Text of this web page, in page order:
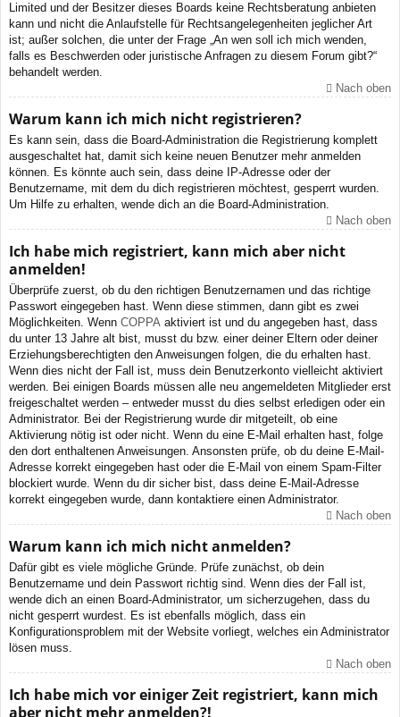
Limited und der Besitzer dieses Boards keine Rechtsberatung anbieten
kann und nicht die Anlaufstelle für Rechtsangelegenheiten jeglicher Art
ist; außer solchen, die unter der Frage „An wen soll ich mich wenden,
falls es Beschwerden oder juristische Anfragen zu diesem Forum gibt?“
behandelt werden.
Nach oben
Warum kann ich mich nicht registrieren?
Es kann sein, dass die Board-Administration die Registrierung komplett
ausgeschaltet hat, damit sich keine neuen Benutzer mehr anmelden
können. Es könnte auch sein, dass deine IP-Adresse oder der
Benutzername, mit dem du dich registrieren möchtest, gesperrt wurden.
Um Hilfe zu erhalten, wende dich an die Board-Administration.
Nach oben
Ich habe mich registriert, kann mich aber nicht
anmelden!
Überprüfe zuerst, ob du den richtigen Benutzernamen und das richtige
Passwort eingegeben hast. Wenn diese stimmen, dann gibt es zwei
Möglichkeiten. Wenn COPPA aktiviert ist und du angegeben hast, dass
du unter 13 Jahre alt bist, musst du bzw. einer deiner Eltern oder deiner
Erziehungsberechtigten den Anweisungen folgen, die du erhalten hast.
Wenn dies nicht der Fall ist, muss dein Benutzerkonto vielleicht aktiviert
werden. Bei einigen Boards müssen alle neu angemeldeten Mitglieder erst
freigeschaltet werden – entweder musst du dies selbst erledigen oder ein
Administrator. Bei der Registrierung wurde dir mitgeteilt, ob eine
Aktivierung nötig ist oder nicht. Wenn du eine E-Mail erhalten hast, folge
den dort enthaltenen Anweisungen. Ansonsten prüfe, ob du deine E-Mail-
Adresse korrekt eingegeben hast oder die E-Mail von einem Spam-Filter
blockiert wurde. Wenn du dir sicher bist, dass deine E-Mail-Adresse
korrekt eingegeben wurde, dann kontaktiere einen Administrator.
Nach oben
Warum kann ich mich nicht anmelden?
Dafür gibt es viele mögliche Gründe. Prüfe zunächst, ob dein
Benutzername und dein Passwort richtig sind. Wenn dies der Fall ist,
wende dich an einen Board-Administrator, um sicherzugehen, dass du
nicht gesperrt wurdest. Es ist ebenfalls möglich, dass ein
Konfigurationsproblem mit der Website vorliegt, welches ein Administrator
lösen muss.
Nach oben
Ich habe mich vor einiger Zeit registriert, kann mich
aber nicht mehr anmelden?!